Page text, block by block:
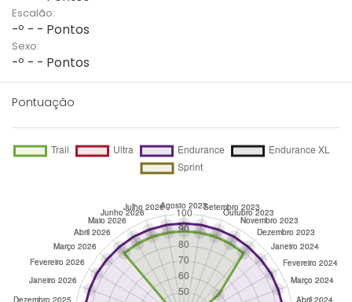
Escalão:
-º - - Pontos
Sexo:
-º - - Pontos
Pontuação